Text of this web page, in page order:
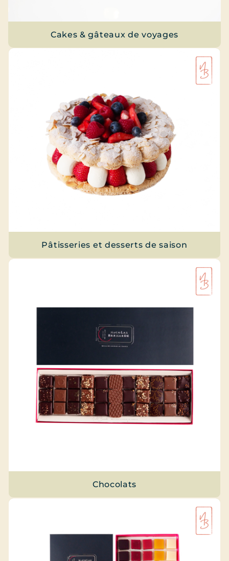
Cakes & gâteaux de voyages
Pâtisseries et desserts de saison
Chocolats